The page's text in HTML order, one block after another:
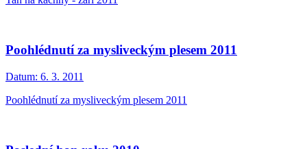
Poohlédnutí za mysliveckým plesem 2011
Datum: 6. 3. 2011
Poohlédnutí za mysliveckým plesem 2011